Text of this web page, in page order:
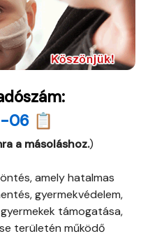
06 📋
a másoláshoz.)
amely hatalmas
gyermekvédelem,
támogatása,
területén működő